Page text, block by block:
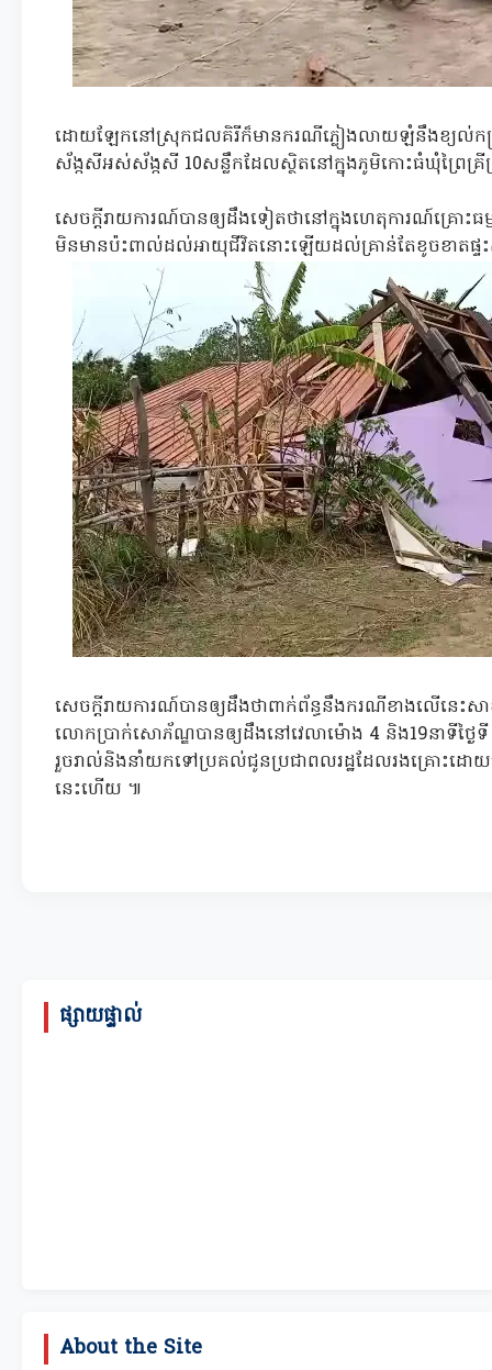
ដោយឡែកនៅស្រុកជលគិរីក៏មានករណីភ្លៀងលាយឡំនឹងខ្យល់កន្ត្
ស័ង្កសីអស់ស័ង្កសី 10សន្លឹកដែលស្ថិតនៅក្នុងភូមិកោះធំឃុំព្រៃគ្រី
សេចក្តីរាយការណ៍បានឲ្យដឹងទៀតថានៅក្នុងហេតុការណ៍គ្រោះធ
មិនមានប៉ះពាល់ដល់អាយុជីវិតនោះឡើយដល់គ្រាន់តែខូចខាតផ្ទះ
សេចក្តីរាយការណ៍បានឲ្យដឹងថាពាក់ព័ន្ធនឹងករណីខាងលើនេះសា
លោកប្រាក់សោភ័ណ្ឌបានឲ្យដឹងនៅវេលាម៉ោង 4 និង19នាទីថ្ងៃ
រួចរាល់និងនាំយកទៅប្រគល់ជូនប្រជាពលរដ្ឋដែលរងគ្រោះដោយគ្រ
នេះហើយ ៕
ផ្សាយផ្ទាល់
About the Site